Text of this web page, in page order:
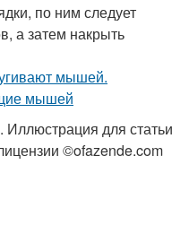
по ним следует
а затем накрыть
для статьи
©ofazende.com